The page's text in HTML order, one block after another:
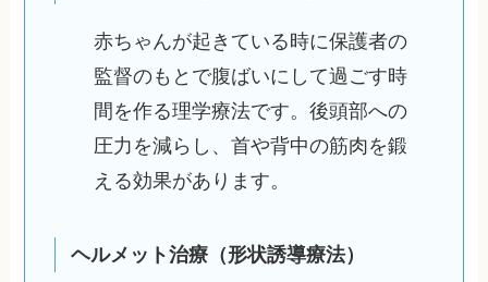
赤ちゃんが起きている時に保護者の
監督のもとで腹ばいにして過ごす時
間を作る理学療法です。後頭部への
圧力を減らし、首や背中の筋肉を鍛
える効果があります。
ヘルメット治療（形状誘導療法）